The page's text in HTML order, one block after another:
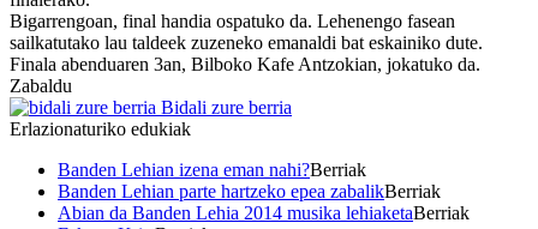
Bigarrengoan, final handia ospatuko da. Lehenengo fasean
sailkatutako lau taldeek zuzeneko emanaldi bat eskainiko dute.
Finala abenduaren 3an, Bilboko Kafe Antzokian, jokatuko da.
Zabaldu
Bidali zure berria
Erlazionaturiko edukiak
Banden Lehian izena eman nahi?Berriak
Banden Lehian parte hartzeko epea zabalikBerriak
Abian da Banden Lehia 2014 musika lehiaketaBerriak